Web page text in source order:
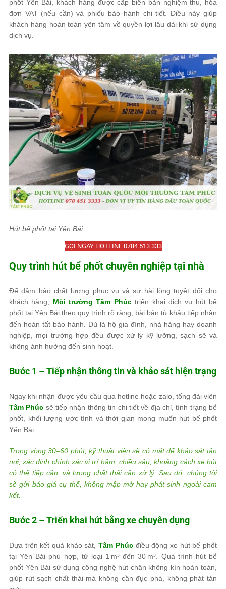
phốt Yên Bái, khách hàng được cấp biên bản nghiệm thu, hóa
đơn VAT (nếu cần) và phiếu bảo hành chi tiết. Điều này giúp
khách hàng hoàn toàn yên tâm về quyền lợi lâu dài khi sử dụng
dịch vụ.
Hút bể phốt tại Yên Bái
GỌI NGAY HOTLINE 0784 513 333
Quy trình hút bể phốt chuyên nghiệp tại nhà
Để đảm bảo chất lượng phục vụ và sự hài lòng tuyệt đối cho
khách hàng, Môi trường Tâm Phúctriển khai dịch vụ hút bể
phốt tại Yên Bái theo quy trình rõ ràng, bài bản từ khâu tiếp nhận
đến hoàn tất bảo hành. Dù là hộ gia đình, nhà hàng hay doanh
nghiệp, mọi trường hợp đều được xử lý kỹ lưỡng, sạch sẽ và
không ảnh hưởng đến sinh hoạt.
Bước 1 – Tiếp nhận thông tin và khảo sát hiện trạng
Ngay khi nhận được yêu cầu qua hotline hoặc zalo, tổng đài viên
Tâm Phúc sẽ tiếp nhận thông tin chi tiết về địa chỉ, tình trạng bể
phốt, khối lượng ước tính và thời gian mong muốn hút bể phốt
Yên Bái.
Trong vòng 30–60 phút, kỹ thuật viên sẽ có mặt để khảo sát tận
nơi, xác định chính xác vị trí hầm, chiều sâu, khoảng cách xe hút
có thể tiếp cận, và lượng chất thải cần xử lý. Sau đó, chúng tôi
sẽ gửi báo giá cụ thể, không mập mờ hay phát sinh ngoài cam
kết.
Bước 2 – Triển khai hút bằng xe chuyên dụng
Dựa trên kết quả khảo sát,Tâm Phúcđiều động xe hút bể phốt
tại Yên Bái phù hợp, từ loại 1 m³ đến 30 m³. Quá trình hút bể
phốt Yên Bái sử dụng công nghệ hút chân không kín hoàn toàn,
giúp rút sạch chất thải mà không cần đục phá, không phát tán